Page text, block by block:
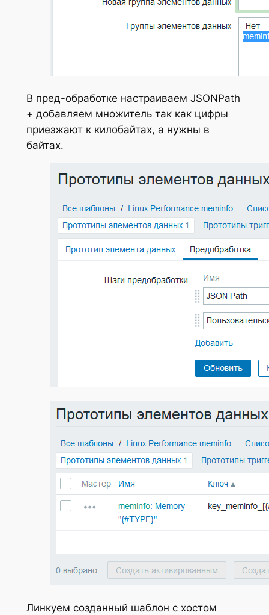
В пред-обработке настраиваем JSONPath
+ добавляем множитель так как цифры
приезжают к килобайтах, а нужны в
байтах.
Линкуем созданный шаблон с хостом